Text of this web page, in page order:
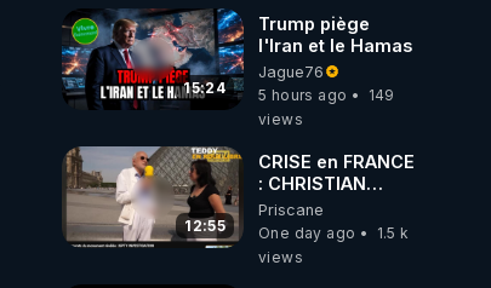
15:24
Trump piège
l'Iran et le Hamas
Jague76
5 hours ago
149
views
12:55
CRISE en FRANCE
: CHRISTIAN
COTTEN FAIT une
étrange
découverte
Priscane
One day ago
1.5 k
views